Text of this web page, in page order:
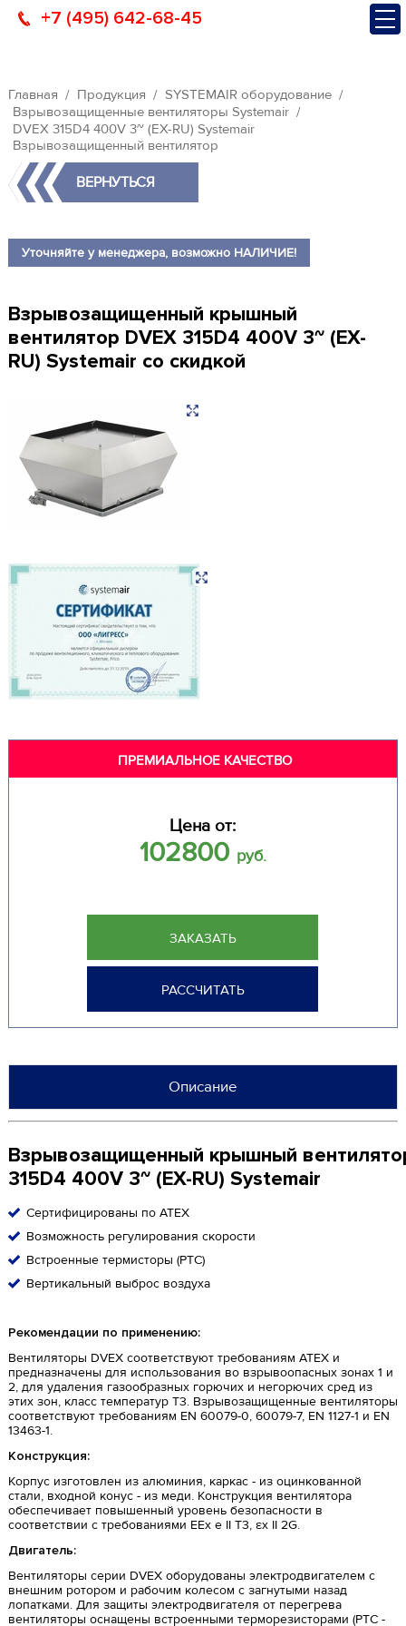
+7 (495) 642-68-45
Главная Продукция
SYSTEMAIR оборудование
Взрывозащищенные вентиляторы Systemair
DVEX 315D4 400V 3~ (EX-RU) Systemair
Взрывозащищенный вентилятор
ВЕРНУТЬСЯ
Уточняйте у менеджера, возможно НАЛИЧИЕ!
Взрывозащищенный крышный
вентилятор DVEX 315D4 400V 3~ (EX-
RU) Systemair со скидкой
ПРЕМИАЛЬНОЕ КАЧЕСТВО
Цена от:
102800 руб.
ЗАКАЗАТЬ
РАССЧИТАТЬ
Описание
Взрывозащищенный крышный
315D4 400V 3~ (EX-RU) Systemair
Сертифицированы по ATEX
Возможность регулирования скорости
Встроенные термисторы (PTC)
Вертикальный выброс воздуха
Рекомендации по применению:
Вентиляторы DVEX соответствуют требованиям ATEX и
предназначены для использования во взрывоопасных зонах 1 и
2, для удаления газообразных горючих и негорючих сред из
этих зон, класс температур Т3. Взрывозащищенные вентиляторы
соответствуют требованиям EN 60079-0, 60079-7, EN 1127-1 и EN
13463-1.
Конструкция:
Корпус изготовлен из алюминия, каркас - из оцинкованной
стали, входной конус - из меди. Конструкция вентилятора
обеспечивает повышенный уровень безопасности в
соответствии с требованиями EEx e II T3, εx II 2G.
Двигатель:
Вентиляторы серии DVEX оборудованы электродвигателем с
внешним ротором и рабочим колесом с загнутыми назад
лопатками. Для защиты электродвигателя от перегрева
вентиляторы оснащены встроенными терморезисторами (РТС -